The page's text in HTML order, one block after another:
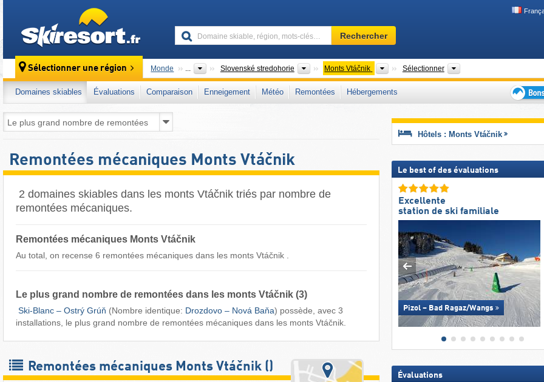
Domaine
skiable,
mots-
clés…
Rechercher
Sélectionner une région Monde ... Slovenské stredohorie Chaînes de montagnes
Monts Vtáčnik Chaînes de montagnes
Sélectionner
Domaines skiables Évaluations Comparaison Enneigement Météo Remontées
Hébergements
plans
Remontées mécaniques Monts Vtáčnik
​ 2 domaines skiables dans les monts Vtáčnik triés par nombre de
remontées mécaniques.
Remontées mécaniques Monts Vtáčnik
Au total, on recense 6 remontées mécaniques dans les monts Vtáčnik ​.
Le plus grand nombre de remontées dans les monts Vtáčnik (3)
Ski-Blanc – Ostrý Grúň (Nombre identique: Drozdovo – Nová Baňa) possède, avec 3
installations, le plus grand nombre de remontées mécaniques dans les monts Vtáčnik.
Remontées mécaniques Monts Vtáčnik (​)
Hôtels : Monts Vtáčnik
Le best of des évaluations
Excellente
station de ski familiale
Pizol – Bad Ragaz/​Wangs
Évaluations